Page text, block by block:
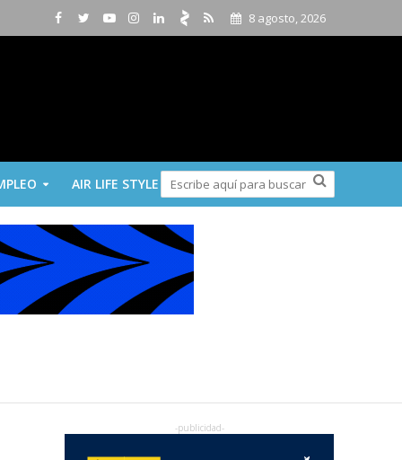
8 agosto, 2026
AIR LIFE STYLE